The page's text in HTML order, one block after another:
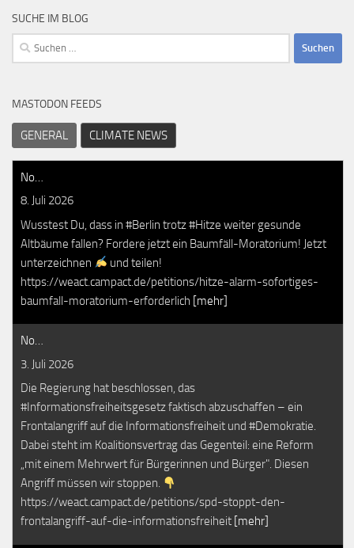
SUCHE IM BLOG
Suchen
nach:
MASTODON FEEDS
GENERAL CLIMATE NEWS
No…
8. Juli 2026
Wusstest Du, dass in #Berlin trotz #Hitze weiter gesunde
Altbäume fallen? Fordere jetzt ein Baumfäll-Moratorium! Jetzt
unterzeichnen
und teilen!
https://weact.campact.de/petitions/hitze-alarm-sofortiges-
baumfall-moratorium-erforderlich [mehr]
No…
3. Juli 2026
Die Regierung hat beschlossen, das
#Informationsfreiheitsgesetz faktisch abzuschaffen – ein
Frontalangriff auf die Informationsfreiheit und #Demokratie.
Dabei steht im Koalitionsvertrag das Gegenteil: eine Reform
„mit einem Mehrwert für Bürgerinnen und Bürger". Diesen
Angriff müssen wir stoppen.
https://weact.campact.de/petitions/spd-stoppt-den-
frontalangriff-auf-die-informationsfreiheit [mehr]